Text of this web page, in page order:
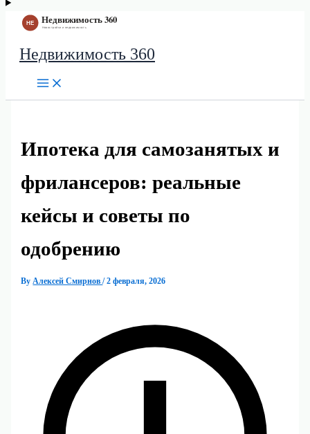
Недвижимость 360
Ипотека для самозанятых и
фрилансеров: реальные
кейсы и советы по
одобрению
ByАлексей Смирнов/2 февраля, 2026